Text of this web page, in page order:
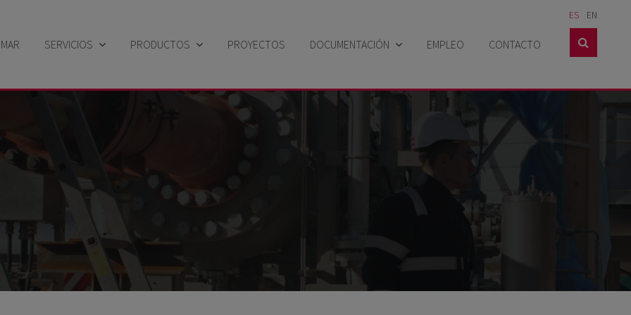
SERVICIOS
Sector industrial
PRODUCTOS
Búsqueda por solución
PROYECTOS DOCUMENTACIÓN
Catálogos
Noticias
EMPLEO CONTACTO
ES EN
